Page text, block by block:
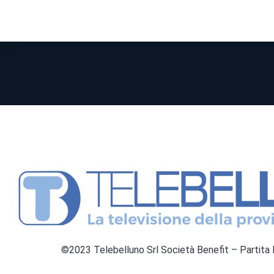
©2023 Telebelluno Srl Società Benefit – Partita